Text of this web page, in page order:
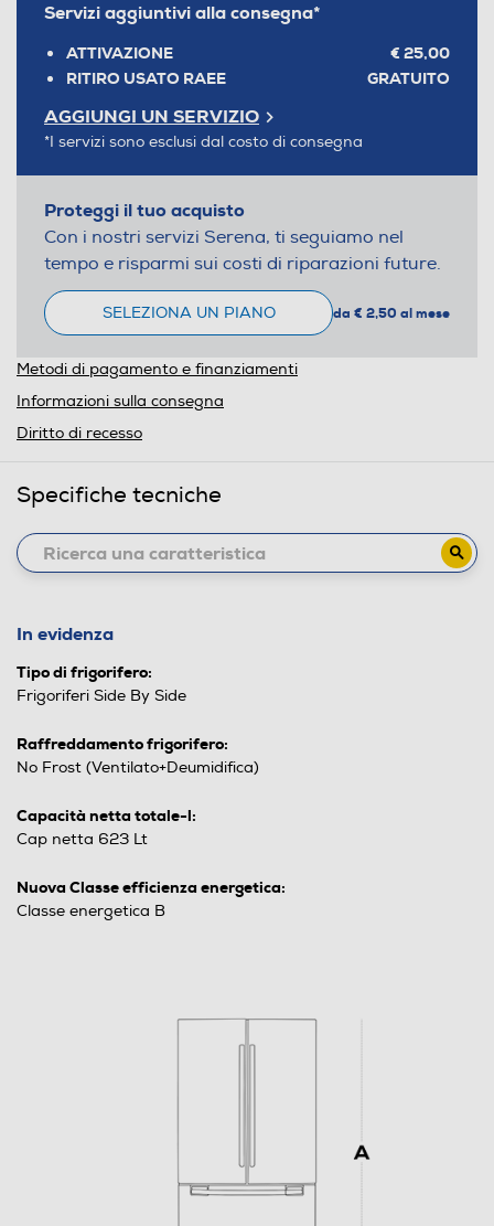
Servizi aggiuntivi alla consegna*
ATTIVAZIONE
€ 25,00
RITIRO USATO RAEE
GRATUITO
AGGIUNGI UN SERVIZIO
*I servizi sono esclusi dal costo di consegna
Proteggi il tuo acquisto
Con i nostri servizi Serena, ti seguiamo nel
tempo e risparmi sui costi di riparazioni future.
SELEZIONA UN PIANO da € 2,50 al mese
Metodi di pagamento e finanziamenti
Informazioni sulla consegna
Diritto di recesso
Specifiche tecniche
In evidenza
Tipo di frigorifero:
Frigoriferi Side By Side
Raffreddamento frigorifero:
No Frost (Ventilato+Deumidifica)
Capacità netta totale-l:
Cap netta 623 Lt
Nuova Classe efficienza energetica:
Classe energetica B